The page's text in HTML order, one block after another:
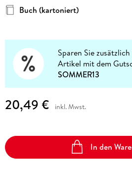
Buch (kartoniert)
Sparen Sie zusätzlich
Artikel mit dem
SOMMER13
20,49 € inkl. Mwst.
In den